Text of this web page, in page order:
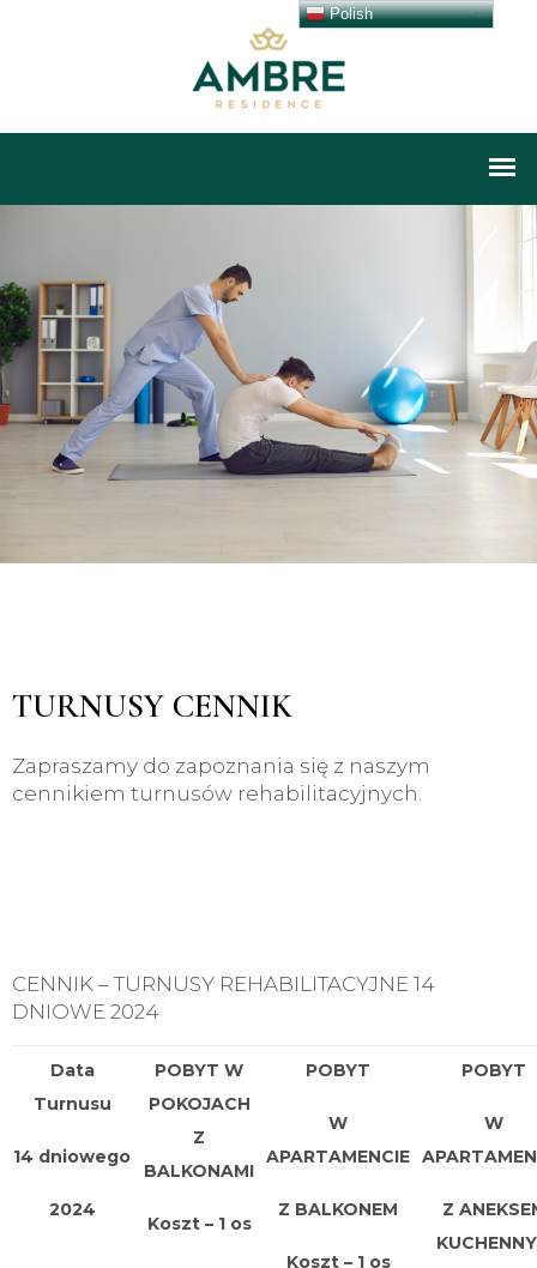
TURNUSY CENNIK
Zapraszamy do zapoznania się z naszym
cennikiem turnusów rehabilitacyjnych.
CENNIK – TURNUSY REHABILITACYJNE 14
DNIOWE 2024
Data
Turnusu
14 dniowego
2024
POBYT W
POKOJACH
Z
BALKONAMI
Koszt – 1 os
POBYT
W
APARTAMENCIE
Z BALKONEM
Koszt – 1 os
POBYT
W
Z
Polish